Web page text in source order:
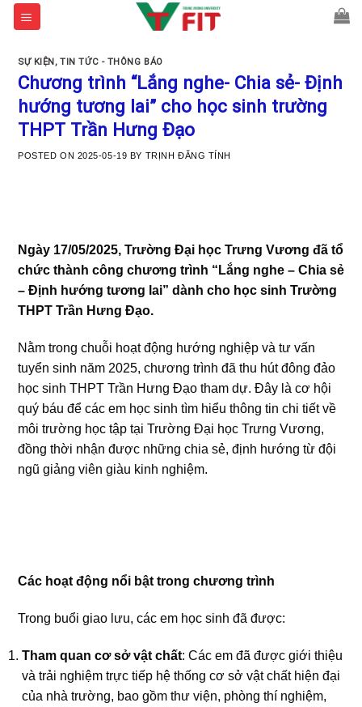
Skip
SỰ KIỆN,TIN TỨC - THÔNG BÁO
Chương trình “Lắng nghe- Chia sẻ- Định
hướng tương lai” cho học sinh trường
THPT Trần Hưng Đạo
POSTED ON 2025-05-19 BY TRỊNH ĐĂNG TÍNH
Ngày 17/05/2025, Trường Đại học Trưng Vương đã tổ
chức thành công chương trình “Lắng nghe – Chia sẻ
– Định hướng tương lai” dành cho học sinh Trường
THPT Trần Hưng Đạo.
Nằm trong chuỗi hoạt động hướng nghiệp và tư vấn
tuyển sinh năm 2025, chương trình đã thu hút đông đảo
học sinh THPT Trần Hưng Đạo tham dự. Đây là cơ hội
quý báu để các em học sinh tìm hiểu thông tin chi tiết về
môi trường học tập tại Trường Đại học Trưng Vương,
đồng thời nhận được những chia sẻ, định hướng từ đội
ngũ giảng viên giàu kinh nghiệm.
Các hoạt động nổi bật trong chương trình
Trong buổi giao lưu, các em học sinh đã được:
Tham quan cơ sở vật chất: Các em đã được giới thiệu
và trải nghiệm trực tiếp hệ thống cơ sở vật chất hiện đại
của nhà trường, bao gồm thư viện, phòng thí nghiệm,